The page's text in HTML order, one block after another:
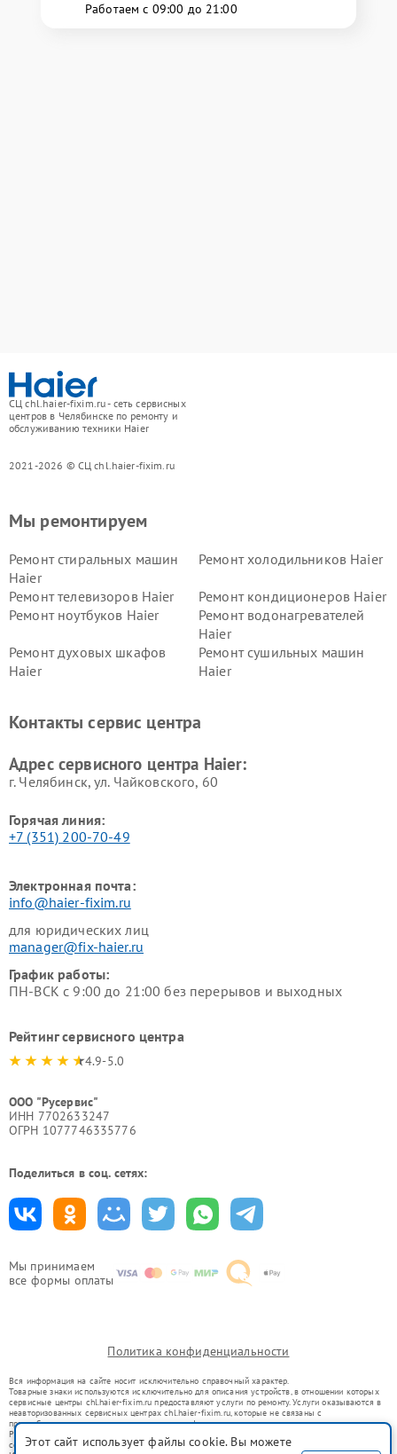
Работаем с 09:00 до 21:00
СЦ chl.haier-fixim.ru - сеть сервисных
центров в Челябинске по ремонту и
обслуживанию техники Haier
2021-2026 © СЦ chl.haier-fixim.ru
Мы принимаем
все формы оплаты
Мы ремонтируем
Ремонт стиральных машин
Haier
Ремонт холодильников Haier
Ремонт телевизоров Haier
Ремонт кондиционеров Haier
Ремонт ноутбуков Haier
Ремонт водонагревателей
Haier
Ремонт духовых шкафов
Haier
Ремонт сушильных машин
Haier
Ремонт роботов-пылесосов
Ремонт посудомоечных
Контакты сервис центра
Адрес сервисного центра Haier:
г. Челябинск, ул. Чайковского, 60
Горячая линия:
+7 (351) 200-70-49
Электронная почта:
info@haier-fixim.ru
для юридических лиц
manager@fix-haier.ru
График работы:
ПН-ВСК с 9:00 до 21:00 без перерывов и выходных
Рейтинг сервисного центра
4.9-5.0
ООО "Русервис"
ИНН 7702633247
ОГРН 1077746335776
Поделиться в соц. сетях:
Политика конфиденциальности
Вся информация на сайте носит исключительно справочный характер.
Товарные знаки используются исключительно для описания устройств, в отношении которых
сервисные центры chl.haier-fixim.ru предоставляют услуги по ремонту. Услуги оказываются в
неавторизованных сервисных центрах chl.haier-fixim.ru, которые не связаны с
правообладателями товарных знаков или их официальными представителями.
Ремонт осуществляется для устройств, уже введенных в гражданский оборот в соответствии
со статьей 1487 ГК РФ.
Этот сайт использует файлы cookie. Вы можете